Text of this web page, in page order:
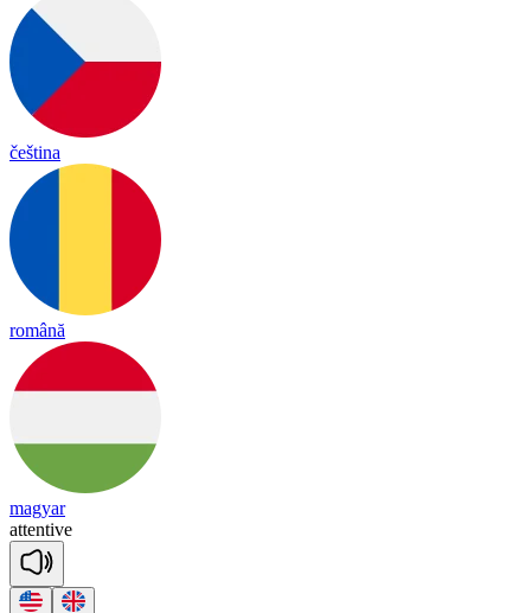
čeština
română
magyar
attentive